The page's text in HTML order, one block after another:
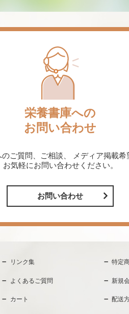
栄養書庫への
お問い合わせ
ご質問、ご相談、
メディア掲載希
お気軽にお問い合わせください。
お問い合わせ
リンク集 特定
よくあるご質問 新規
カート 配送